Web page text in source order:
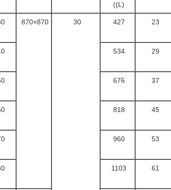
((L)
870×870 30 427 23
534 29
676 37
818 45
960 53
1103 61